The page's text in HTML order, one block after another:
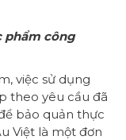
phẩm công
việc sử dụng
theo yêu cầu đã
bảo quản thực
Việt là một đơn